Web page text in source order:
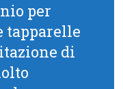
per
tapparelle
di